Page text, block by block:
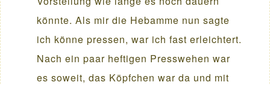
könnte. Als mir die Hebamme nun sagte
ich könne pressen, war ich fast erleichtert.
Nach ein paar heftigen Presswehen war
es soweit, das Köpfchen war da und mit